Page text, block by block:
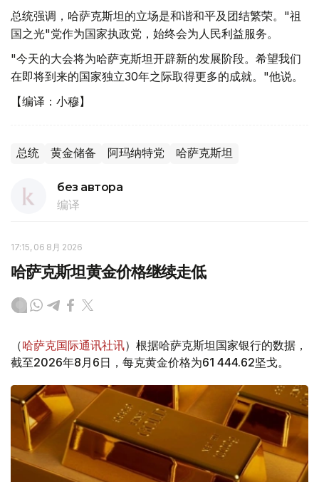
总统强调，哈萨克斯坦的立场是和谐和平及团结繁荣。"祖
国之光"党作为国家执政党，始终会为人民利益服务。
"今天的大会将为哈萨克斯坦开辟新的发展阶段。希望我们
在即将到来的国家独立30年之际取得更多的成就。"他说。
【编译：小穆】
总统 黄金储备 阿玛纳特党 哈萨克斯坦
без автора
编译
17:15, 06 8月 2026
哈萨克斯坦黄金价格继续走低
（哈萨克国际通讯社讯）根据哈萨克斯坦国家银行的数据，
截至2026年8月6日，每克黄金价格为61 444.62坚戈。